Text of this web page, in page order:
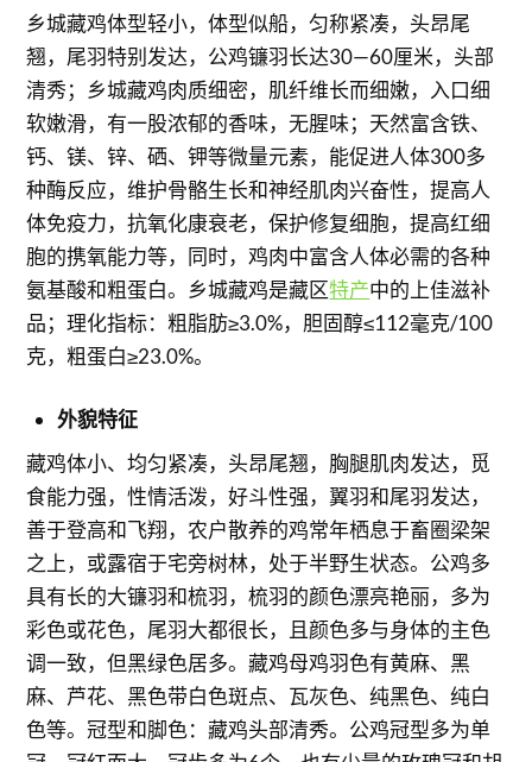
乡城藏鸡体型轻小，体型似船，匀称紧凑，头昂尾
翘，尾羽特别发达，公鸡镰羽长达30—60厘米，头部
清秀；乡城藏鸡肉质细密，肌纤维长而细嫩，入口细
软嫩滑，有一股浓郁的香味，无腥味；天然富含铁、
钙、镁、锌、硒、钾等微量元素，能促进人体300多
种酶反应，维护骨骼生长和神经肌肉兴奋性，提高人
体免疫力，抗氧化康衰老，保护修复细胞，提高红细
胞的携氧能力等，同时，鸡肉中富含人体必需的各种
氨基酸和粗蛋白。乡城藏鸡是藏区特产中的上佳滋补
品；理化指标：粗脂肪≥3.0%，胆固醇≤112毫克/100
克，粗蛋白≥23.0%。
外貌特征
藏鸡体小、均匀紧凑，头昂尾翘，胸腿肌肉发达，觅
食能力强，性情活泼，好斗性强，翼羽和尾羽发达，
善于登高和飞翔，农户散养的鸡常年栖息于畜圈梁架
之上，或露宿于宅旁树林，处于半野生状态。公鸡多
具有长的大镰羽和梳羽，梳羽的颜色漂亮艳丽，多为
彩色或花色，尾羽大都很长，且颜色多与身体的主色
调一致，但黑绿色居多。藏鸡母鸡羽色有黄麻、黑
麻、芦花、黑色带白色斑点、瓦灰色、纯黑色、纯白
色等。冠型和脚色：藏鸡头部清秀。公鸡冠型多为单